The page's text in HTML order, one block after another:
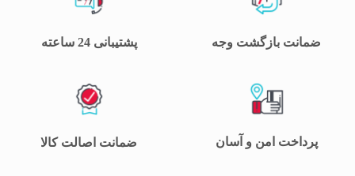
ضمانت بازگشت وجه پشتیبانی 24 ساعته
پرداخت امن و آسان ضمانت اصالت کالا